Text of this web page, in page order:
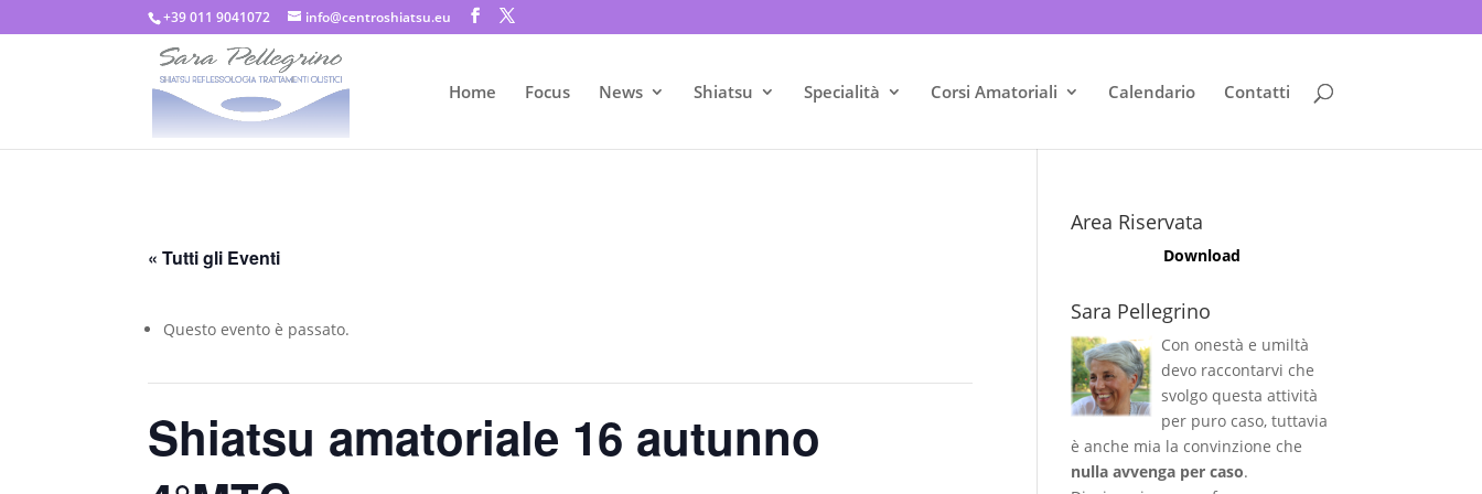
+39 011 9041072 info@centroshiatsu.eu
Home Focus News Shiatsu Specialità Corsi Amatoriali Calendario Contatti
« Tutti gli Eventi
Questo evento è passato.
Shiatsu amatoriale 16 autunno
Area Riservata
Download
Sara Pellegrino
Con onestà e umiltà
devo raccontarvi che
svolgo questa attività
per puro caso, tuttavia
è anche mia la convinzione che
nulla avvenga per caso.